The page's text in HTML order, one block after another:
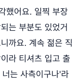
했어요. 일찍 부장
는 부분도 있었거
까요. 계속 젊은 직
라 티셔츠 입고 출
는 사측이구나'라